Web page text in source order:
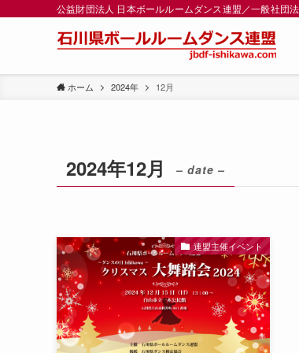
公益財団法人 日本ボールルームダンス連盟／一般社
ホーム 2024年 12月
2024年12月 – date –
連盟主催イベント